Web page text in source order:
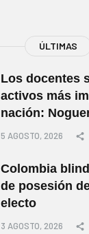
ÚLTIMAS
Los docentes
activos más
nación:
5 AGOSTO, 2026
Colombia
de posesión
electo
3 AGOSTO, 2026